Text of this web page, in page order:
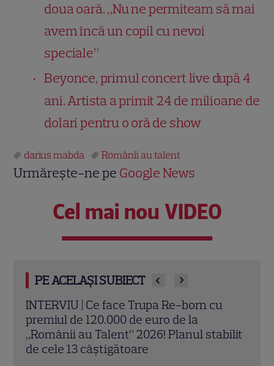
doua oară. „Nu ne permiteam să mai
avem încă un copil cu nevoi
speciale”
Beyonce, primul concert live după 4
ani. Artista a primit 24 de milioane de
dolari pentru o oră de show
darius mabda Românii au talent
Urmărește-ne pe Google News
Cel mai nou VIDEO
PE ACELAȘI SUBIECT
Trupa Re-Born a câștigat sezonul 16 al
emisiunii „Românii au talent”. Pleacă
acasă cu trofeul și premiul cel mare de
120.000 de euro